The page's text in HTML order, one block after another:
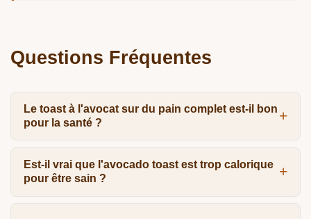
Questions Fréquentes
Le toast à l'avocat sur du pain complet est-il bon
pour la santé ?
Est-il vrai que l'avocado toast est trop calorique
pour être sain ?